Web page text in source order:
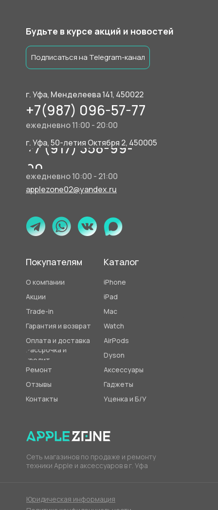
О компании
Будьте в курсе акций и новостей
Акции
Trade-in
Сеть магазинов по продаже и ремонту
техники Apple и аксессуаров в г. Уфа
Гарантия и возврат
Оплата и доставка
г. Уфа, Менделеева 141, 450022
Рассрочка и
кредит
+7(987) 096-57-77
Ремонт
г. Уфа, 50-летия Октября 2, 450005
Отзывы
+7 (917) 358-99-
90
Контакты
ежедневно 10:00 - 21:00
Покупателям
applezone02@yandex.ru
iPhone
Юридическая информация
iPad
Mac
Watch
AirPods
Каталог
Подписаться на Telegram-канал
Аксессуары
Гаджеты
Уценка и Б/У
Dyson
ежедневно 11:00 - 20:00